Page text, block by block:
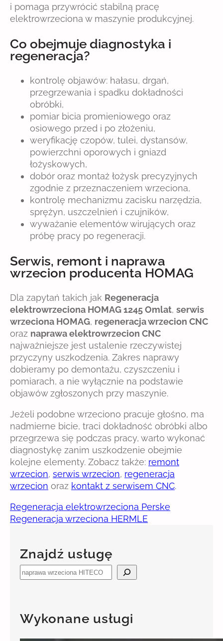
i pomaga przywrócić stabilną pracę
elektrowrzeciona w maszynie produkcyjnej.
Co obejmuje diagnostyka i
regeneracja?
kontrolę objawów: hałasu, drgań,
przegrzewania i spadku dokładności
obróbki,
pomiar bicia promieniowego oraz
osiowego przed i po złożeniu,
weryfikację czopów, tulei, dystansów,
powierzchni oporowych i gniazd
łożyskowych,
dobór oraz montaż łożysk precyzyjnych
zgodnie z przeznaczeniem wrzeciona,
kontrolę mechanizmu zacisku narzędzia,
sprężyn, uszczelnień i czujników,
wyważanie elementów wirujących oraz
próbę pracy po regeneracji.
Serwis, remont i naprawa
wrzecion producenta HOMAG
Dla zapytań takich jak Regeneracja
elektrowrzeciona HOMAG 1245 Omlat, serwis
wrzeciona HOMAG, regeneracja wrzecion CNC
oraz naprawa elektrowrzecion CNC
najważniejsze jest ustalenie rzeczywistej
przyczyny uszkodzenia. Zakres naprawy
dobieramy po demontażu, czyszczeniu i
pomiarach, a nie wyłącznie na podstawie
objawów zgłoszonych przy maszynie.
Jeżeli podobne wrzeciono pracuje głośno, ma
nadmierne bicie, traci dokładność obróbki albo
przegrzewa się podczas pracy, warto wykonać
diagnostykę zanim uszkodzenie obejmie
kolejne elementy. Zobacz także: remont
wrzecion, serwis wrzecion, regeneracja
wrzecion oraz kontakt z serwisem CNC.
Regeneracja elektrowrzeciona Perske
Regeneracja wrzeciona HERMLE
Znajdź usługę
S
e
c
Wykonane usługi